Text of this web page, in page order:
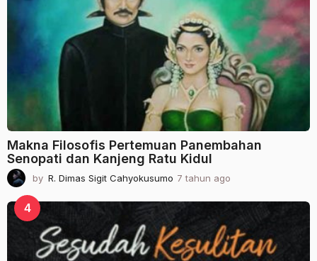
u
n
a
g
o
Makna Filosofis Pertemuan Panembahan
Senopati dan Kanjeng Ratu Kidul
by R. Dimas Sigit Cahyokusumo 7 tahun ago
a
u
n
a
4